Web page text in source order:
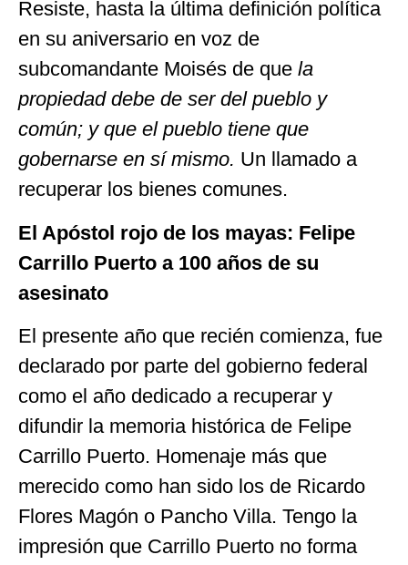
Resiste, hasta la última definición política
en su aniversario en voz de
subcomandante Moisés de que la
propiedad debe de ser del pueblo y
común; y que el pueblo tiene que
gobernarse en sí mismo. Un llamado a
recuperar los bienes comunes.
El Apóstol rojo de los mayas: Felipe
Carrillo Puerto a 100 años de su
asesinato
El presente año que recién comienza, fue
declarado por parte del gobierno federal
como el año dedicado a recuperar y
difundir la memoria histórica de Felipe
Carrillo Puerto. Homenaje más que
merecido como han sido los de Ricardo
Flores Magón o Pancho Villa. Tengo la
impresión que Carrillo Puerto no forma